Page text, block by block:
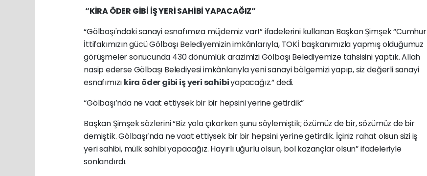
“KİRA ÖDER GİBİ İŞ YERİ SAHİBİ YAPACAĞIZ”
“Gölbaşı'ndaki sanayi esnafımıza müjdemiz var!” ifadelerini kullanan Başkan Şimşek “Cumhur
İttifakımızın gücü Gölbaşı Belediyemizin imkânlarıyla, TOKİ başkanımızla yapmış olduğumuz
görüşmeler sonucunda 430 dönümlük arazimizi Gölbaşı Belediyemize tahsisini yaptık. Allah
nasip ederse Gölbaşı Belediyesi imkânlarıyla yeni sanayi bölgemizi yapıp, siz değerli sanayi
esnafımızı kira öder gibi iş yeri sahibiyapacağız.” dedi.
“Gölbaşı’nda ne vaat ettiysek bir bir hepsini yerine getirdik”
Başkan Şimşek sözlerini “Biz yola çıkarken şunu söylemiştik; özümüz de bir, sözümüz de bir
demiştik. Gölbaşı’nda ne vaat ettiysek bir bir hepsini yerine getirdik. İçiniz rahat olsun sizi iş
yeri sahibi, mülk sahibi yapacağız. Hayırlı uğurlu olsun, bol kazançlar olsun” ifadeleriyle
sonlandırdı.